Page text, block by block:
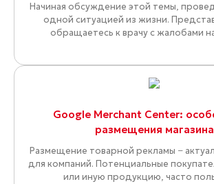
Начиная обсуждение этой темы,
одной ситуацией из жизни.
обращаетесь к врачу с жалобами
Google Merchant Center:
размещения магазина
Размещение товарной рекламы −
для компаний. Потенциальные
или иную продукцию, часто